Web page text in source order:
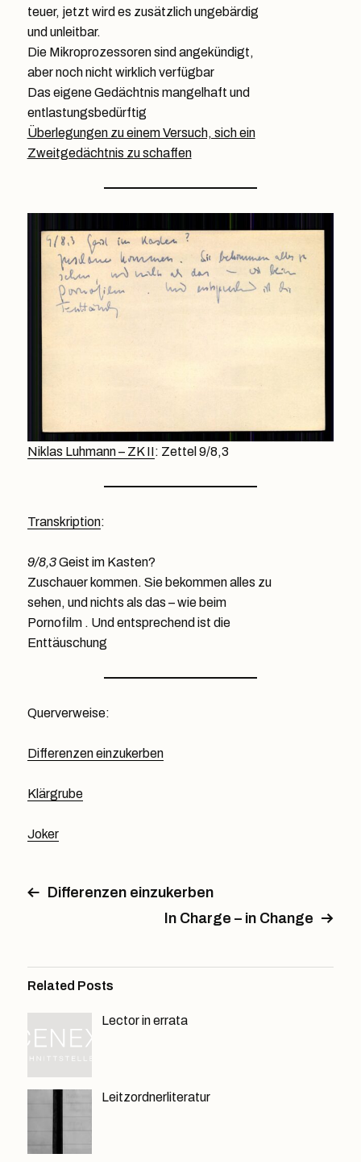
teuer, jetzt wird es zusätzlich ungebärdig
und unleitbar.
Die Mikroprozessoren sind angekündigt,
aber noch nicht wirklich verfügbar
Das eigene Gedächtnis mangelhaft und
entlastungsbedürftig
Überlegungen zu einem Versuch, sich ein
Zweitgedächtnis zu schaffen
Niklas Luhmann – ZK II: Zettel 9/8,3
Transkription:
9/8,3Geist im Kasten?
Zuschauer kommen. Sie bekommen alles zu
sehen, und nichts als das – wie beim
Pornofilm . Und entsprechend ist die
Enttäuschung
Querverweise:
Differenzen einzukerben
Klärgrube
Joker
Differenzen einzukerben
In Charge – in Change
Related Posts
Lector in errata
Leitzordnerliteratur